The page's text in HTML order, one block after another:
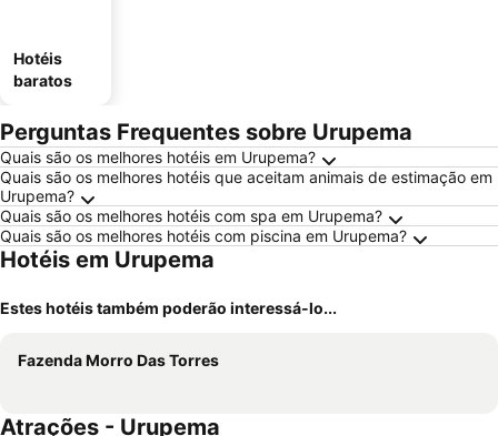
Hotéis
baratos
Perguntas Frequentes sobre Urupema
Quais são os melhores hotéis em Urupema?
Quais são os melhores hotéis que aceitam animais de estimação em
Urupema?
Quais são os melhores hotéis com spa em Urupema?
Quais são os melhores hotéis com piscina em Urupema?
Hotéis em Urupema
Estes hotéis também poderão interessá-lo...
Fazenda Morro Das Torres
Atrações - Urupema